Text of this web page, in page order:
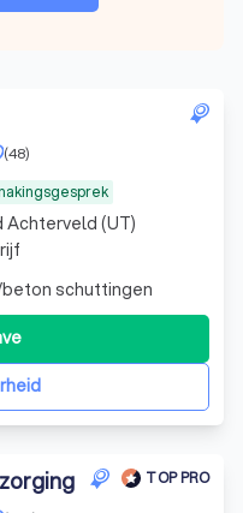
(48)
schuttingen
Achterveld (UT)
TOP PRO